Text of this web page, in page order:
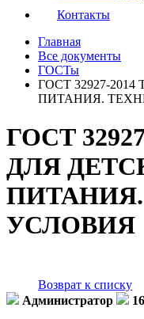
Контакты
Главная
Все документы
ГОСТы
ГОСТ 32927-
ПИТАНИЯ.
ГОСТ
ДЛЯ
УСЛОВИЯ
Возврат к списку
Администратор